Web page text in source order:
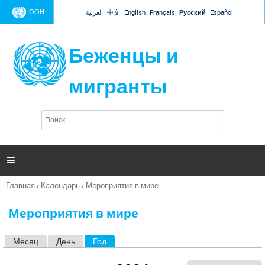
Jump to navigation
ООН العربية 中文 English Français Русский Español
Беженцы и
мигранты
п
и

Вы
Главная › Календарь › Мероприятия в мире
Мероприятия в мире
Месяц День Год